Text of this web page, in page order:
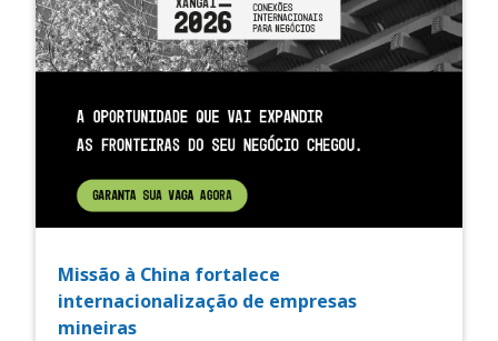
Missão à China fortalece
internacionalização de empresas
mineiras